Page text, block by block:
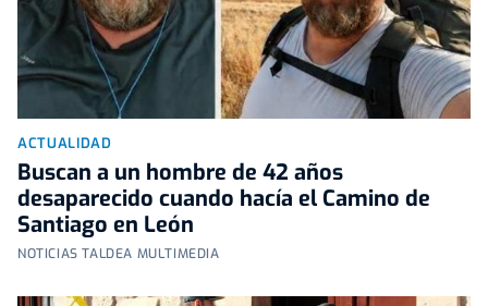
ACTUALIDAD
Buscan a un hombre de 42 años
desaparecido cuando hacía el Camino de
Santiago en León
NOTICIAS TALDEA MULTIMEDIA